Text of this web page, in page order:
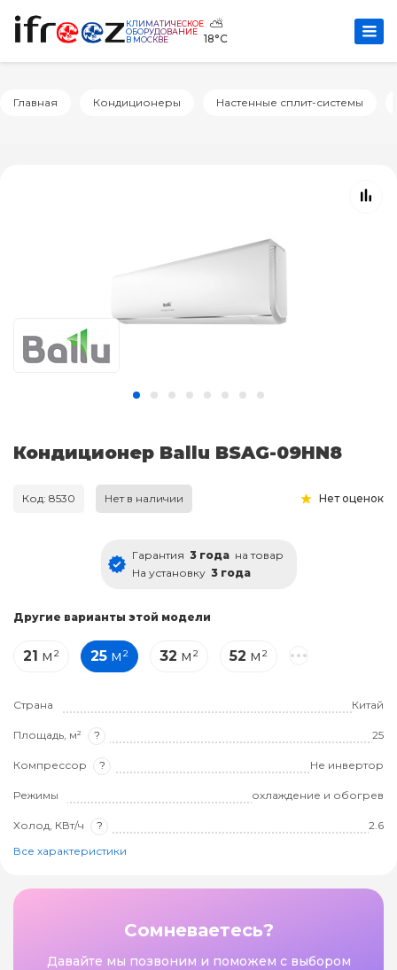
КЛИМАТИЧЕСКОЕ
ОБОРУДОВАНИЕ
В МОСКВЕ
⛅
18°C
Главная Кондиционеры Настенные сплит-системы
Кондиционер Ballu BSAG-09HN8
Код: 8530 Нет в наличии Нет оценок
Гарантия 3 года на товар
На установку 3 года
Другие варианты этой модели
21 м² 25 м² 32 м² 52 м²
Страна Китай
Площадь, м² ? 25
Компрессор ? Не инвертор
Режимы охлаждение и обогрев
Холод, КВт/ч ?
2.6
Все характеристики
Сомневаетесь?
Давайте мы позвоним и поможем с выбором